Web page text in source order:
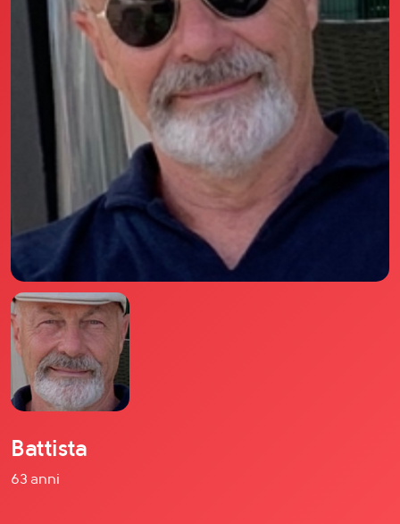
Agenzia matrimoniale Club di Più
Love Notebook
Il libro Donna di Cuori
Quanto costa Club di Più
Love Academy
Domande Frequenti
Impegno Sociale
Le nostre sedi
Facebook
YouTube
Instagram
TikTok
Battista
63 anni